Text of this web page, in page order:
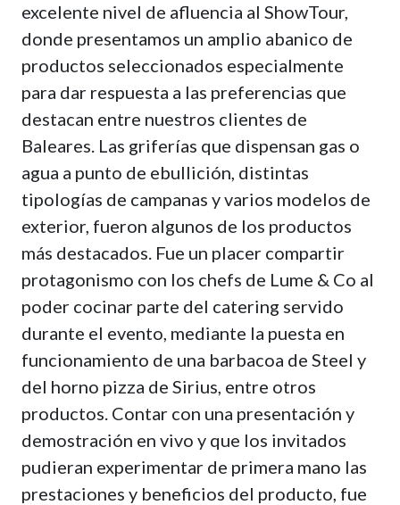
excelente nivel de afluencia al ShowTour,
donde presentamos un amplio abanico de
productos seleccionados especialmente
para dar respuesta a las preferencias que
destacan entre nuestros clientes de
Baleares. Las griferías que dispensan gas o
agua a punto de ebullición, distintas
tipologías de campanas y varios modelos de
exterior, fueron algunos de los productos
más destacados. Fue un placer compartir
protagonismo con los chefs de Lume & Co al
poder cocinar parte del catering servido
durante el evento, mediante la puesta en
funcionamiento de una barbacoa de Steel y
del horno pizza de Sirius, entre otros
productos. Contar con una presentación y
demostración en vivo y que los invitados
pudieran experimentar de primera mano las
prestaciones y beneficios del producto, fue